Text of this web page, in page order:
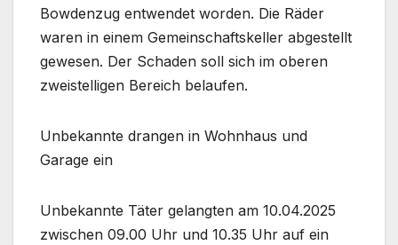
Bowdenzug entwendet worden. Die Räder
waren in einem Gemeinschaftskeller abgestellt
gewesen. Der Schaden soll sich im oberen
zweistelligen Bereich belaufen.
Unbekannte drangen in Wohnhaus und
Garage ein
Unbekannte Täter gelangten am 10.04.2025
zwischen 09.00 Uhr und 10.35 Uhr auf ein